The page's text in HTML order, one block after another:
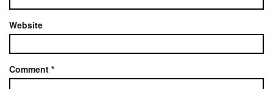
Website
Comment *